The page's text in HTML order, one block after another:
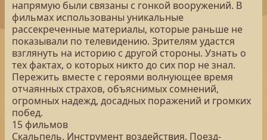
напрямую были связаны с гонкой вооружений. В
фильмах использованы уникальные
рассекреченные материалы, которые раньше не
показывали по телевидению. Зрителям удастся
взглянуть на историю с другой стороны. Узнать о
тех фактах, о которых никто до сих пор не знал.
Пережить вместе с героями волнующее время
отчаянных страхов, объяснимых сомнений,
огромных надежд, досадных поражений и громких
побед.
15 фильмов
Скальпель. Инструмент воздействия. Поезд-